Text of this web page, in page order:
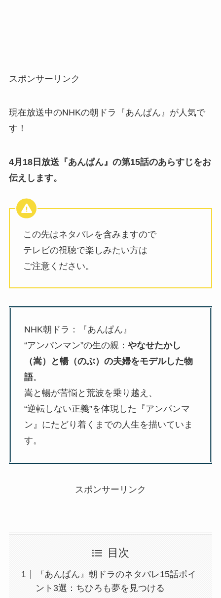
スポンサーリンク
現在放送中のNHKの朝ドラ『あんぱん』が人気で
す！
4月18日放送『あんぱん』の第15話のあらすじをお
伝えします。
この先はネタバレを含みますので
テレビの視聴で楽しみたい方は
ご注意ください。
NHK朝ドラ：『あんぱん』
“アンパンマン”の生の親： やなせたかし
（嵩）と暢（のぶ）の夫婦をモデルした物
語。
嵩と暢が苦悩と荒波を乗り越え、
“逆転しない正義”を体現した『アンパンマ
ン』にたどり着くまでの人生を描いていま
す。
スポンサーリンク
目次
『あんぱん』朝ドラのネタバレ15話ポイ
ント3選：ちひろも夢を見つける